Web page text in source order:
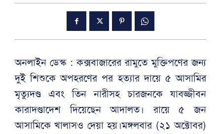
অনলাইন ডেস্ক : কক্সবাজারের রামুতে মুক্তিপণের জন্য
দুই শিশুকে অপহরণের পর হত্যার দায়ে ৫ আসামির
মৃত্যুদণ্ড এবং তিন নারীসহ চারজনকে যাবজ্জীবন
কারাদণ্ডাদেশ দিয়েছেন আদালত। রায়ে ৫ জন
আসামিকে খালাসও দেয়া হয়।মঙ্গলবার (২১ অক্টোবর)